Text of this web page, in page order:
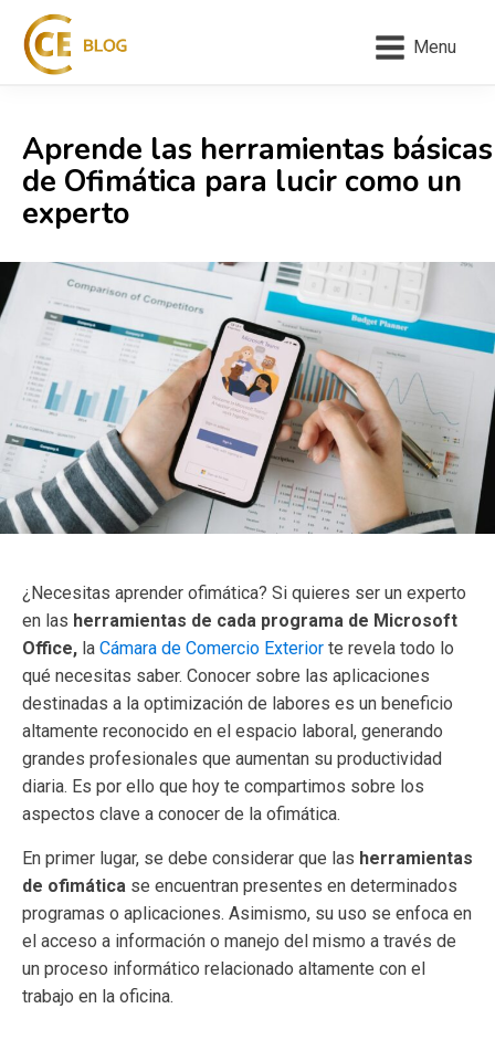
Menu
Aprende las herramientas básicas
de Ofimática para lucir como un
experto
¿Necesitas aprender ofimática? Si quieres ser un experto
en las herramientas de cada programa de Microsoft
Office, la Cámara de Comercio Exterior te revela todo lo
qué necesitas saber. Conocer sobre las aplicaciones
destinadas a la optimización de labores es un beneficio
altamente reconocido en el espacio laboral, generando
grandes profesionales que aumentan su productividad
diaria. Es por ello que hoy te compartimos sobre los
aspectos clave a conocer de la ofimática.
En primer lugar, se debe considerar que las herramientas
de ofimática se encuentran presentes en determinados
programas o aplicaciones. Asimismo, su uso se enfoca en
el acceso a información o manejo del mismo a través de
un proceso informático relacionado altamente con el
trabajo en la oficina.